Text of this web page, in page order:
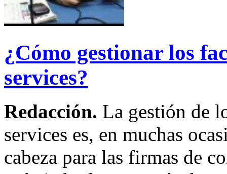
¿Cómo gestionar los
services?
Redacción. La gestión de
services es, en muchas
cabeza para las firmas de